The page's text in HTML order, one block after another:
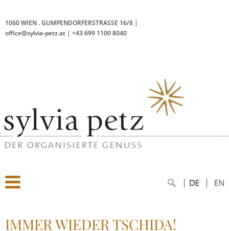
1060 WIEN .GUMPENDORFERSTRASSE 16/8 |
office@sylvia-petz.at | +43 699 1100 8040
IMMER WIEDER TSCHIDA!